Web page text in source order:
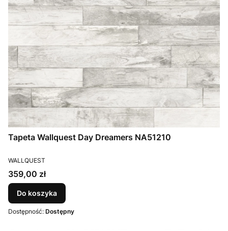
Tapeta Wallquest Day Dreamers NA51210
PRODUCENT
WALLQUEST
Cena
359,00 zł
Do koszyka
Dostępność: Dostępny